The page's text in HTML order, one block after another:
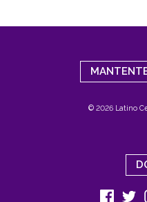
© 2026 Latino